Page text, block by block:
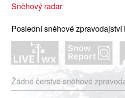
Sněhový radar
Poslední sněhové zpravodajství
Žádné čerstvé sněhové